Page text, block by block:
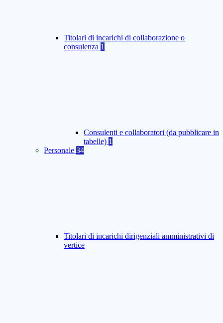
Titolari di incarichi di collaborazione o
consulenza 1
Consulenti e collaboratori (da pubblicare in
tabelle) 1
Personale 34
Titolari di incarichi dirigenziali amministrativi di
vertice